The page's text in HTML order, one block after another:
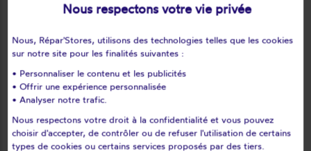
Loperhet
Loqueffret
Lothey
Mahalon
Melgven
Mellac
Mespaul
Milizac
Morlaix
Névez
Ouessant
Pencran
Penmarch
Nous respectons votre vie privée
Nous, Répar'Stores, utilisons des technologies telles que les cookies
sur notre site pour les finalités suivantes :
• Personnaliser le contenu et les publicités
• Offrir une expérience personnalisée
• Analyser notre trafic.
Nous respectons votre droit à la confidentialité et vous pouvez
choisir d'accepter, de contrôler ou de refuser l'utilisation de certains
types de cookies ou certains services proposés par des tiers.